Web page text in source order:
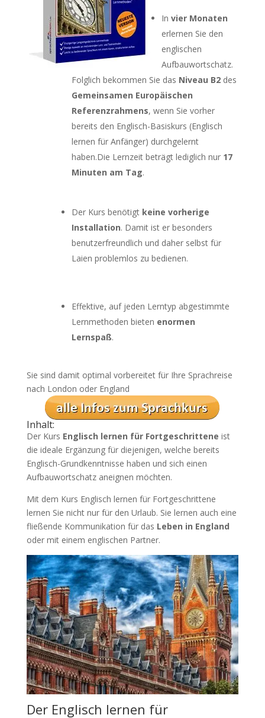
In vier Monaten
erlernen Sie den
englischen
Aufbauwortschatz.
Folglich bekommen Sie das Niveau B2des
Gemeinsamen Europäischen
Referenzrahmens, wenn Sie vorher
bereits den Englisch-Basiskurs (Englisch
lernen für Anfänger) durchgelernt
haben.Die Lernzeit beträgt lediglich nur 17
Minuten am Tag.
Der Kurs benötigt keine vorherige
Installation. Damit ist er besonders
benutzerfreundlich und daher selbst für
Laien problemlos zu bedienen.
Effektive, auf jeden Lerntyp abgestimmte
Lernmethoden bieten enormen
Lernspaß.
Sie sind damit optimal vorbereitet für Ihre Sprachreise
nach London oder England
Inhalt:
Der Kurs Englisch lernen für Fortgeschrittene ist
die ideale Ergänzung für diejenigen, welche bereits
Englisch-Grundkenntnisse haben und sich einen
Aufbauwortschatz aneignen möchten.
Mit dem Kurs Englisch lernen für Fortgeschrittene
lernen Sie nicht nur für den Urlaub. Sie lernen auch eine
fließende Kommunikation für das Leben in England
oder mit einem englischen Partner.
Der Englisch lernen für